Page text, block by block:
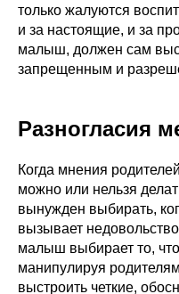
только жалуются
и за настоящие, и за
малыш, должен сам
запрещенным и
Разногласия
Когда мнения
можно или нельзя
вынужден выбирать,
вызывает
малыш выбирает то,
манипулируя
выстроить четкие,